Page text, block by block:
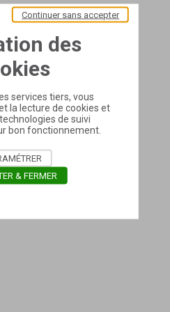
des
services tiers, vous
la lecture de cookies et
de suivi
bon fonctionnement.
Continuer sans accepter
& FERMER